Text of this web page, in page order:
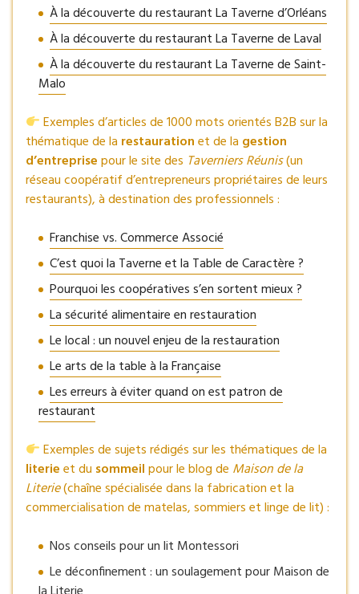
À la découverte du restaurant La Taverne d’Orléans
À la découverte du restaurant La Taverne de Laval
À la découverte du restaurant La Taverne de Saint-
Malo
Exemples d’articles de 1000 mots orientés B2B sur la
thématique de la restaurationet de la gestion
d’entreprisepour le site des Taverniers Réunis(un
réseau coopératif d’entrepreneurs propriétaires de leurs
restaurants), à destination des professionnels :
Franchise vs. Commerce Associé
C’est quoi la Taverne et la Table de Caractère ?
Pourquoi les coopératives s’en sortent mieux ?
La sécurité alimentaire en restauration
Le local : un nouvel enjeu de la restauration
Le arts de la table à la Française
Les erreurs à éviter quand on est patron de
restaurant
Exemples de sujets rédigés sur les thématiques de la
literieet du sommeilpour le blog de Maison de la
Literie(chaîne spécialisée dans la fabrication et la
commercialisation de matelas, sommiers et linge de lit) :
Nos conseils pour un lit Montessori
Le déconfinement : un soulagement pour Maison de